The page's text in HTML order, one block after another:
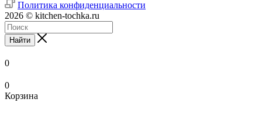
Политика конфиденциальности
2026 © kitchen-tochka.ru
Найти
0
0
Корзина